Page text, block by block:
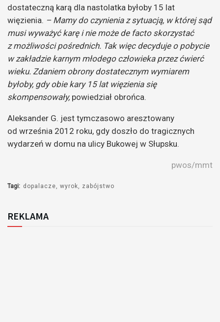
dostateczną karą dla nastolatka byłoby 15 lat
więzienia. – Mamy do czynienia z sytuacją, w której sąd
musi wyważyć karę i nie może de facto skorzystać
z możliwości pośrednich. Tak więc decyduje o pobycie
w zakładzie karnym młodego człowieka przez ćwierć
wieku. Zdaniem obrony dostatecznym wymiarem
byłoby, gdy obie kary 15 lat więzienia się
skompensowały, powiedział obrońca.
Aleksander G. jest tymczasowo aresztowany
od września 2012 roku, gdy doszło do tragicznych
wydarzeń w domu na ulicy Bukowej w Słupsku.
pwos/mmt
Tagi: dopalacze wyrok zabójstwo
REKLAMA